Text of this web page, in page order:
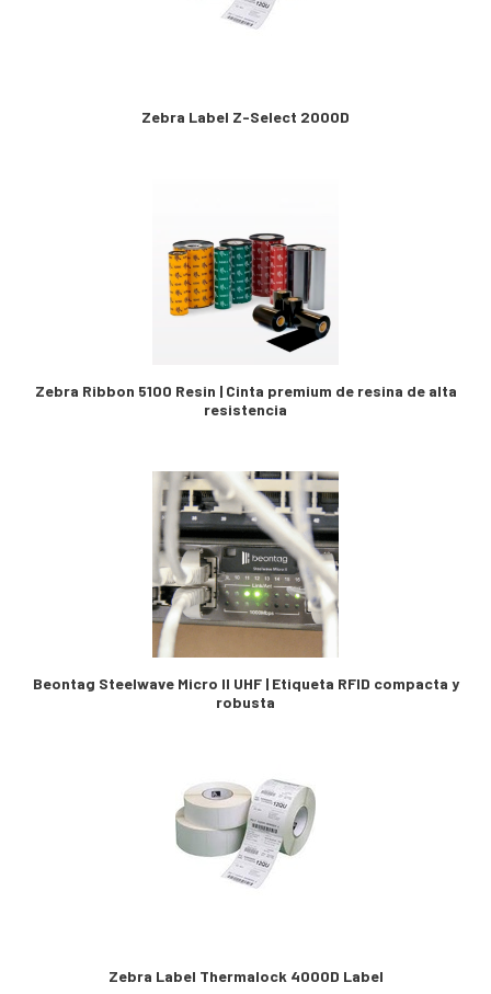
Zebra Label Z-Select 2000D
Zebra Ribbon 5100 Resin | Cinta premium de resina de alta
resistencia
Beontag Steelwave Micro II UHF | Etiqueta RFID compacta y
robusta
Zebra Label Thermalock 4000D Label